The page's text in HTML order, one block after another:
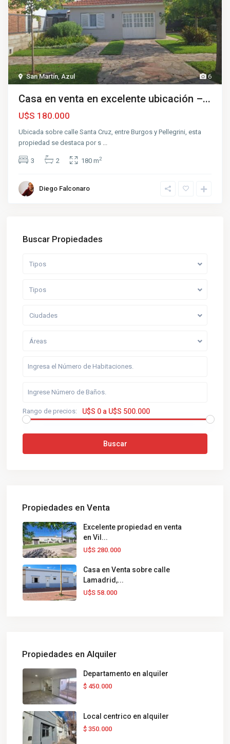
6
San Martín ,Azul
Casa en venta en excelente ubicación –...
U$S 180.000
Ubicada sobre calle Santa Cruz, entre Burgos y Pellegrini, esta
propiedad se destaca por s
3 2 180 m2
Diego Falconaro
Buscar Propiedades
Tipos
Tipos
Ciudades
Áreas
Rango de precios: U$S 0 a U$S 500.000
Buscar
Propiedades en Venta
Excelente propiedad en venta
en Vil...
U$S 280.000
Casa en Venta sobre calle
Lamadrid,...
U$S 58.000
Propiedades en Alquiler
Departamento en alquiler
$ 450.000
Local centrico en alquiler
$ 350.000